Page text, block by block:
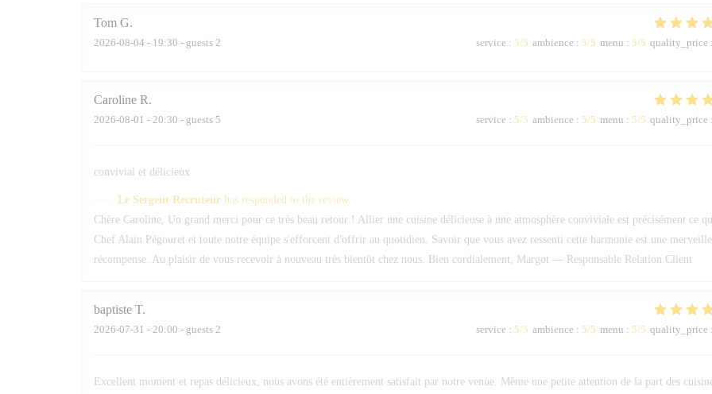
Tom G
2026-08-04 - 19:30 - guests 2 service : 5/5 ambience : 5/5 menu : 5/5 quality_price :
Caroline R
2026-08-01 - 20:30 - guests 5 service : 5/5 ambience : 5/5 menu : 5/5 quality_price :
convivial et délicieux
Le Sergent Recruteur has responded to the review
Chère Caroline, Un grand merci pour ce très beau retour ! Allier une cuisine délicieuse à une atmosphère conviviale est précisément ce
Chef Alain Pégouret et toute notre équipe s'efforcent d'offrir au quotidien. Savoir que vous avez ressenti cette harmonie est une
récompense. Au plaisir de vous recevoir à nouveau très bientôt chez nous. Bien cordialement, Margot — Responsable Relation Client
baptiste T
2026-07-31 - 20:00 - guests 2 service : 5/5 ambience : 5/5 menu : 5/5 quality_price :
Excellent moment et repas délicieux, nous avons été entièrement satisfait par notre venue. Même une petite attention de la part des